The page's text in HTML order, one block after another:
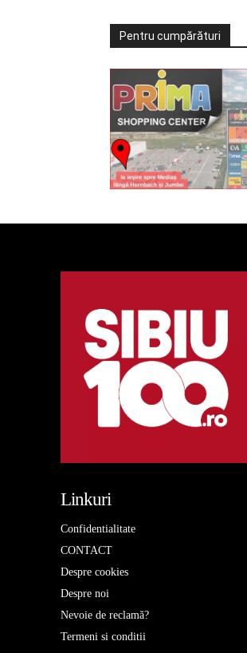
Pentru cumpărături
Linkuri
Confidentialitate
CONTACT
Despre cookies
Despre noi
Nevoie de reclamă?
Termeni si conditii